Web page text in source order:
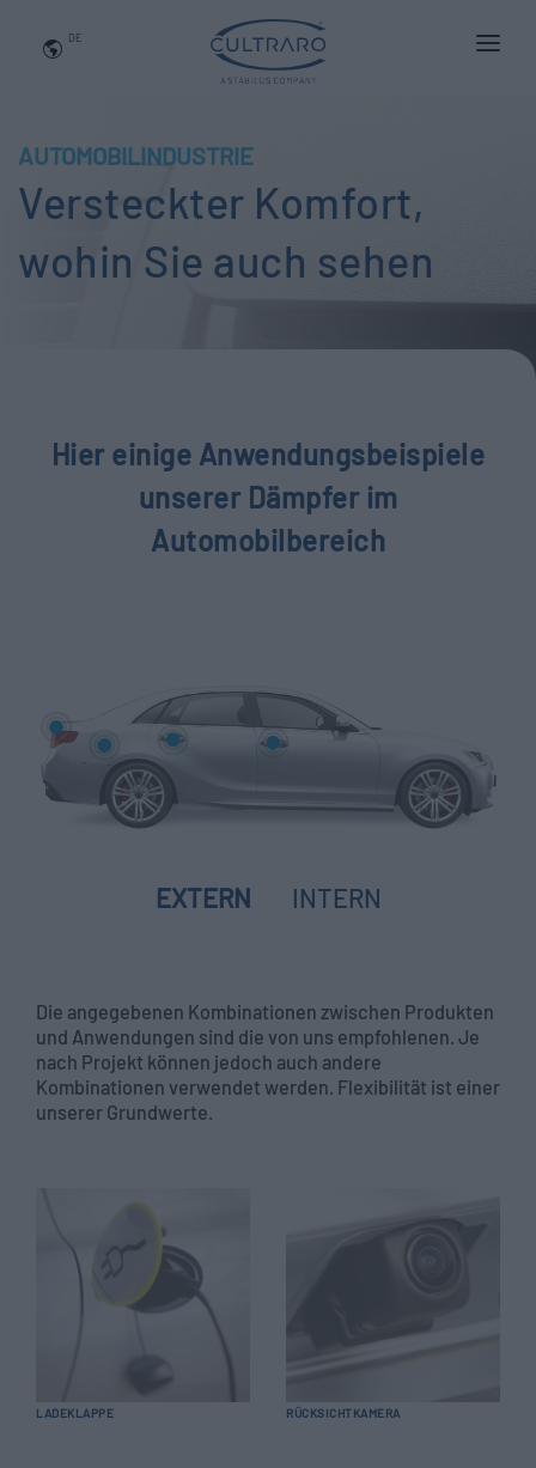
DE
PRODUKTE
ANWENDUNGEN
NEWS
AUTOMOBILINDUSTRIE
Versteckter Komfort,
wohin Sie auch sehen
Hier einige Anwendungsbeispiele
unserer Dämpfer im
Automobilbereich
EXTERN INTERN
Die angegebenen Kombinationen zwischen Produkten
und Anwendungen sind die von uns empfohlenen. Je
nach Projekt können jedoch auch andere
Kombinationen verwendet werden. Flexibilität ist einer
unserer Grundwerte.
LADEKLAPPE RÜCKSICHTKAMERA